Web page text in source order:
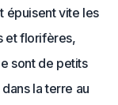
épuisent vite les
et florifères,
sont de petits
la terre au